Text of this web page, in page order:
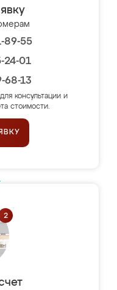
89-55
24-01
68-13
консультации и
стоимости.